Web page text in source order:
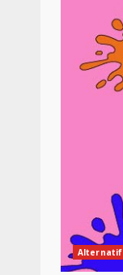
Alternatif